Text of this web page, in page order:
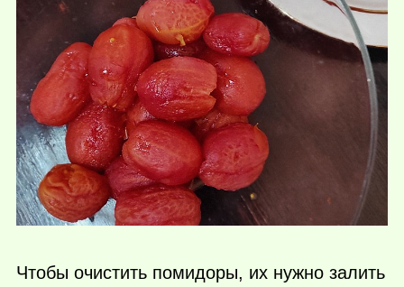
Чтобы очистить помидоры, их нужно залить